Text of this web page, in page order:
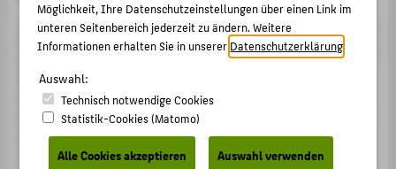
Die Laboringenieure des Studiengangs IMI stellen Ihnen
für studentische Projekte aufAntragvirtuelle Maschinen
(Betriebssystem Debian) zur Verfügung, die von Ihnen
selbst weiter konfiguriert werden. Bitte beachten Sie,
dass ein Dozent (Professor, LkbA oder Lehrbeauftragter)
als verantwortliche Lehrkraft den Antrag ebenfalls
unterschreiben muss. Bitte beachten Sie, das Sie für die
PERSONEN
SHOWTIME
ZENTRALE SEITEN
PORTALE
BERATUNG & SERVICE
Möglichkeit, Ihre Datenschutzeinstellungen über einen Link im
unteren Seitenbereich jederzeit zu ändern. Weitere
Informationen erhalten Sie in unsererDatenschutzerklärung
Auswahl:
Technisch notwendige Cookies
Statistik-Cookies (Matomo)
Alle Cookies akzeptieren Auswahl verwenden